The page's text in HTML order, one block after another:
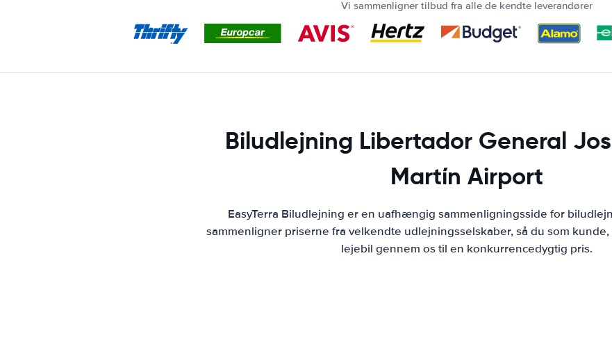
Vi sammenligner tilbud fra alle de kendte leverandører
Biludlejning Libertador General
Martín Airport
EasyTerra Biludlejning er en uafhængig sammenligningsside for
sammenligner priserne fra velkendte udlejningsselskaber, så du som
lejebil gennem os til en konkurrencedygtig pris.